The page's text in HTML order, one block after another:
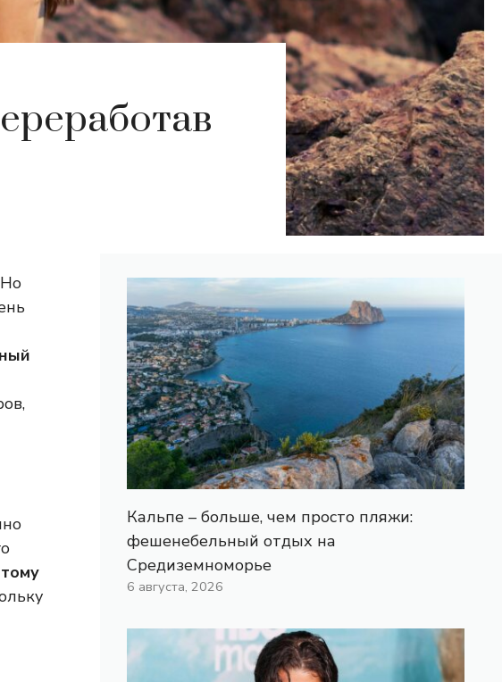
Кальпе – больше, чем просто пляжи:
фешенебельный отдых на
Средиземноморье
6 августа, 2026